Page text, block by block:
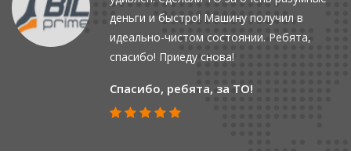
деньги и быстро! Машину получил в
идеально-чистом состоянии. Ребята,
спасибо! Приеду снова!
Спасибо, ребята, за ТО!